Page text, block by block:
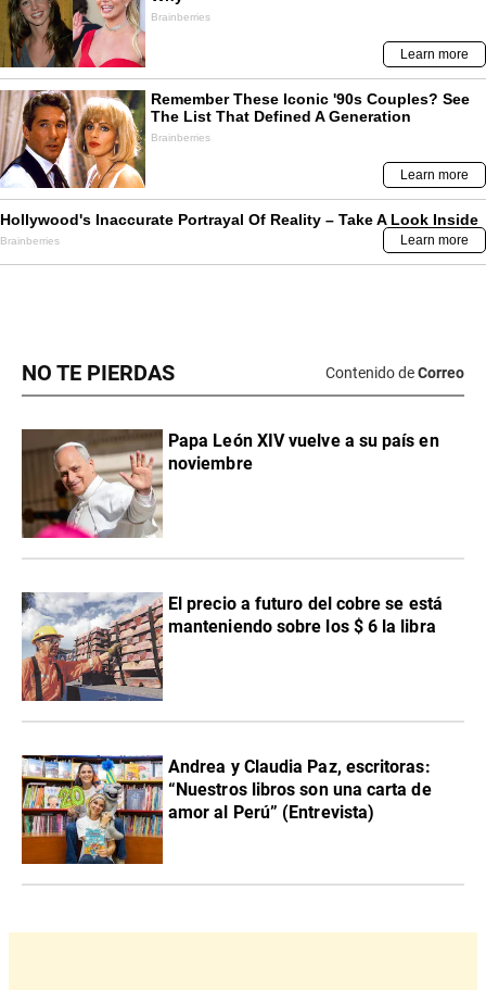
NO TE PIERDAS Contenido deCorreo
Papa León XIV vuelve a su país en
noviembre
El precio a futuro del cobre se está
manteniendo sobre los $ 6 la libra
Andrea y Claudia Paz, escritoras:
“Nuestros libros son una carta de
amor al Perú” (Entrevista)